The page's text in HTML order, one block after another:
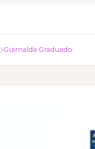
Guirnalda Graduado